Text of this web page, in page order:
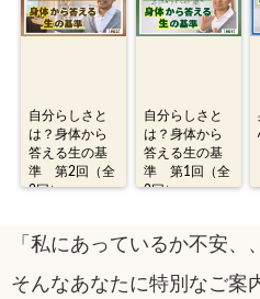
自分らしさと
は？身体から
答える生の基
準 第2回（全
2回）
自分らしさと
は？身体から
答える生の基
準 第1回（全
2回）
「私にあっているか不安、
そんなあなたに特別なご案